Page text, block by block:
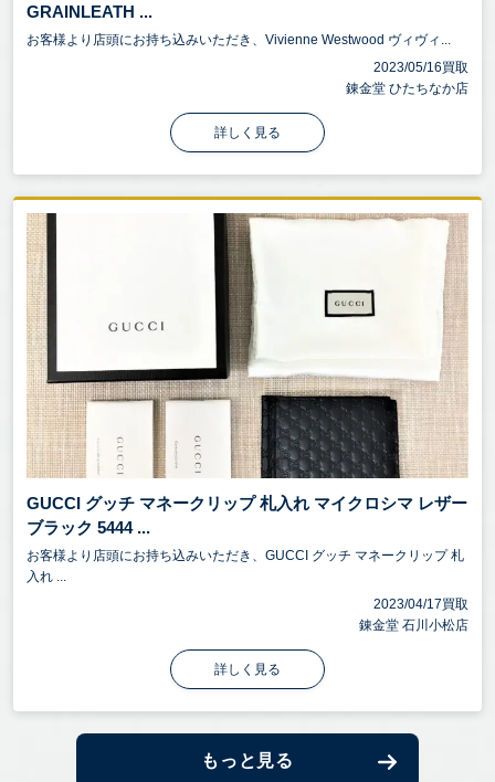
GRAINLEATH ...
お客様より店頭にお持ち込みいただき、Vivienne Westwood ヴィヴィ...
2023/05/16買取
錬金堂 ひたちなか店
詳しく見る
GUCCI グッチ マネークリップ 札入れ マイクロシマ レザー
ブラック 5444 ...
お客様より店頭にお持ち込みいただき、GUCCI グッチ マネークリップ 札
入れ ...
2023/04/17買取
錬金堂 石川小松店
詳しく見る
もっと見る